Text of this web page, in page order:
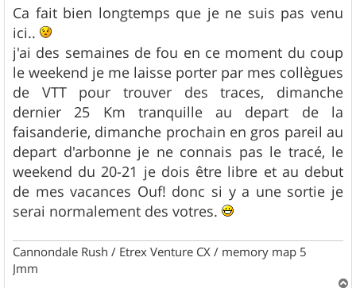
g
e
Ca fait bien longtemps que je ne suis pas venu
ici..
j'ai des semaines de fou en ce moment du coup
le weekend je me laisse porter par mes collègues
de VTT pour trouver des traces, dimanche
dernier 25 Km tranquille au depart de la
faisanderie, dimanche prochain en gros pareil au
depart d'arbonne je ne connais pas le tracé, le
weekend du 20-21 je dois être libre et au debut
de mes vacances Ouf! donc si y a une sortie je
serai normalement des votres.
Cannondale Rush / Etrex Venture CX / memory map 5
Jmm